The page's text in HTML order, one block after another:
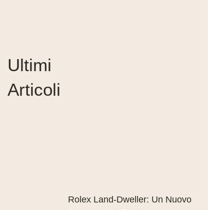
Ultimi
Articoli
Rolex Land-Dweller: Un Nuovo